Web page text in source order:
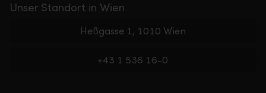
Unser Standort in Wien
Heßgasse 1, 1010 Wien
+43 1 536 16-0